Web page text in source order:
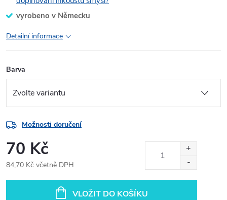
vyrobeno v Německu
Detailní informace
Barva
Možnosti doručení
70 Kč
84,70 Kč včetně DPH
VLOŽIT DO KOŠÍKU